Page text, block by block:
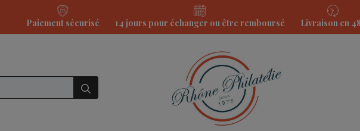
Paiement sécurisé 14 jours pour échanger ou être remboursé Livraison en